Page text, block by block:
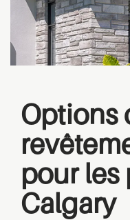
Options
pour les
Calgary